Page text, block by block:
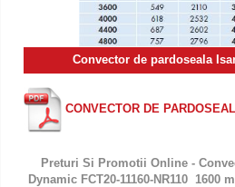
Convector de pardoseala
CONVECTOR DE
Preturi Si Promotii Online -
Dynamic FCT20-11160-NR110 1600